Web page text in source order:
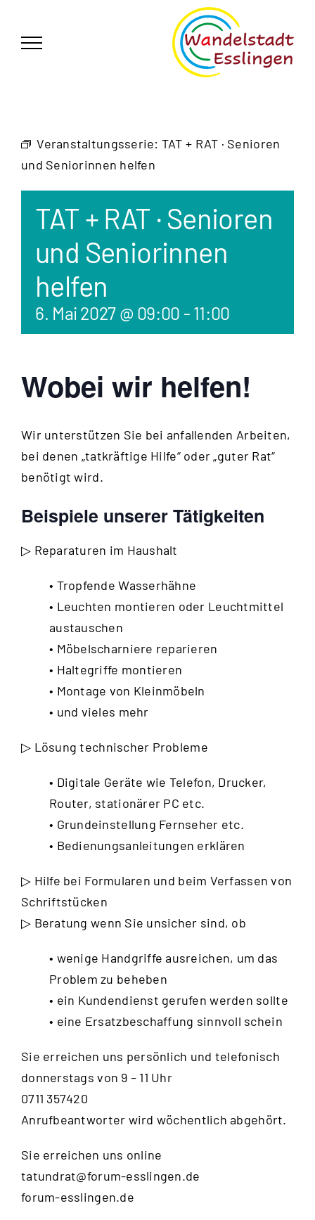
springen
Veranstaltungsserie: TAT + RAT · Senioren
und Seniorinnen helfen
TAT + RAT · Senioren
und Seniorinnen
helfen
6. Mai 2027 @ 09:00 - 11:00
Wobei wir helfen!
Wir unterstützen Sie bei anfallenden Arbeiten,
bei denen „tatkräftige Hilfe“ oder „guter Rat“
benötigt wird.
Beispiele unserer Tätigkeiten
▷ Reparaturen im Haushalt
• Tropfende Wasserhähne
• Leuchten montieren oder Leuchtmittel
austauschen
• Möbelscharniere reparieren
• Haltegriffe montieren
• Montage von Kleinmöbeln
• und vieles mehr
▷ Lösung technischer Probleme
• Digitale Geräte wie Telefon, Drucker,
Router, stationärer PC etc.
• Grundeinstellung Fernseher etc.
• Bedienungsanleitungen erklären
▷ Hilfe bei Formularen und beim Verfassen von
Schriftstücken
▷ Beratung wenn Sie unsicher sind, ob
• wenige Handgriffe ausreichen, um das
Problem zu beheben
• ein Kundendienst gerufen werden sollte
• eine Ersatzbeschaffung sinnvoll schein
Sie erreichen uns persönlich und telefonisch
donnerstags von 9 – 11 Uhr
0711 357420
Anrufbeantworter wird wöchentlich abgehört.
Sie erreichen uns online
tatundrat@forum-esslingen.de
forum-esslingen.de